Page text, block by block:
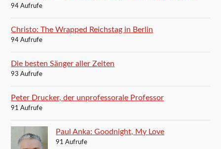
94 Aufrufe
Christo: The Wrapped Reichstag in Berlin
94 Aufrufe
Die besten Sänger aller Zeiten
93 Aufrufe
Peter Drucker, der unprofessorale Professor
91 Aufrufe
Paul Anka: Goodnight, My Love
91 Aufrufe